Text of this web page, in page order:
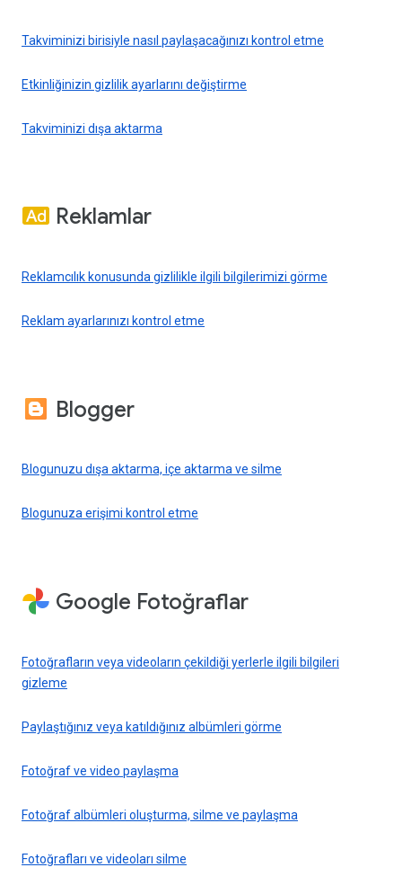
Takviminizi birisiyle nasıl paylaşacağınızı kontrol etme
Etkinliğinizin gizlilik ayarlarını değiştirme
Takviminizi dışa aktarma
Reklamlar
Reklamcılık konusunda gizlilikle ilgili bilgilerimizi görme
Reklam ayarlarınızı kontrol etme
Blogger
Blogunuzu dışa aktarma, içe aktarma ve silme
Blogunuza erişimi kontrol etme
Google Fotoğraflar
Fotoğrafların veya videoların çekildiği yerlerle ilgili bilgileri
gizleme
Paylaştığınız veya katıldığınız albümleri görme
Fotoğraf ve video paylaşma
Fotoğraf albümleri oluşturma, silme ve paylaşma
Fotoğrafları ve videoları silme